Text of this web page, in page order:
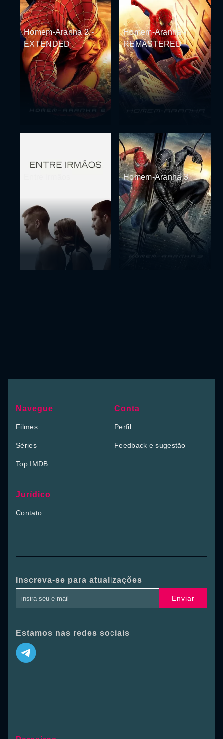
Homem-Aranha 2 -
EXTENDED
Homem-Aranha -
REMASTERED
Homem-Aranha 3
Navegue
Filmes
Séries
Top IMDB
Conta
Perfil
Feedback e sugestão
Jurídico
Contato
Inscreva-se para atualizações
Enviar
Estamos nas redes sociais